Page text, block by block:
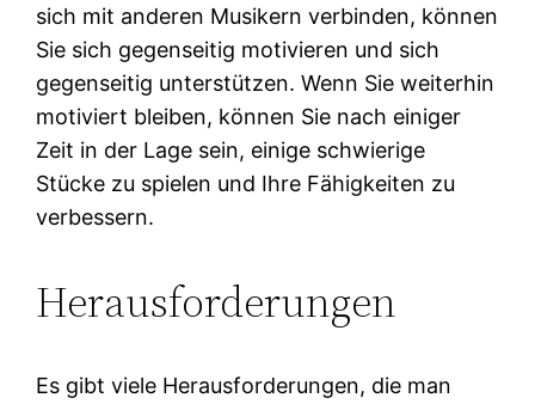
sich mit anderen Musikern verbinden, können
Sie sich gegenseitig motivieren und sich
gegenseitig unterstützen. Wenn Sie weiterhin
motiviert bleiben, können Sie nach einiger
Zeit in der Lage sein, einige schwierige
Stücke zu spielen und Ihre Fähigkeiten zu
verbessern.
Herausforderungen
Es gibt viele Herausforderungen, die man